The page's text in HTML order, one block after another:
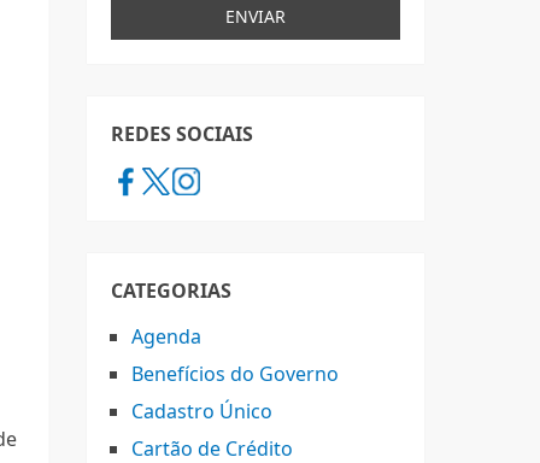
REDES SOCIAIS
CATEGORIAS
Agenda
Benefícios do Governo
Cadastro Único
Cartão de Crédito